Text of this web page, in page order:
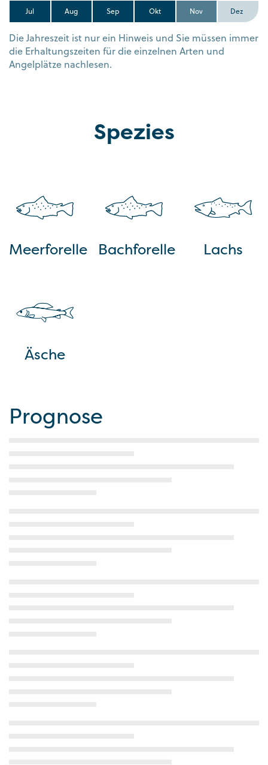
Jul Aug Sep Okt Nov Dez
Die Jahreszeit ist nur ein Hinweis und Sie müssen immer
die Erhaltungszeiten für die einzelnen Arten und
Angelplätze nachlesen.
Spezies
Meerforelle Bachforelle Lachs
Äsche
Prognose